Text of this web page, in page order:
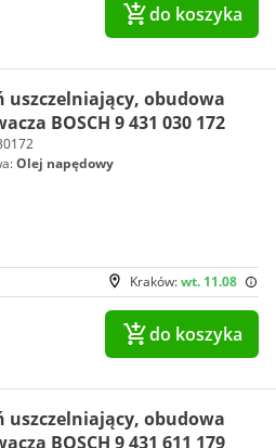
do koszyka
uszczelniający, obudowa
BOSCH 9 431 030 172
Olej napędowy
Kraków:wt. 11.08
do koszyka
uszczelniający, obudowa
BOSCH 9 431 611 179